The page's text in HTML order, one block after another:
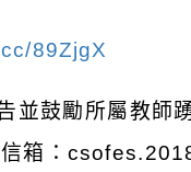
89ZjgX
並鼓勵所屬教師
箱：